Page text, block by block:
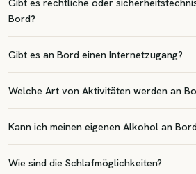
Bord?
Gibt es an Bord einen Internetzugang?
Welche Art von Aktivitäten werden an
Kann ich meinen eigenen Alkohol an
Wie sind die Schlafmöglichkeiten?